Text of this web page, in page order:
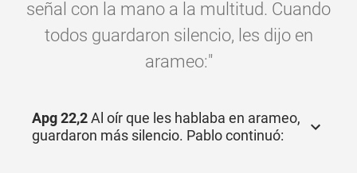
señal con la mano a la multitud. Cuando
todos guardaron silencio, les dijo en
arameo:"
Apg 22,2Al oír que les hablaba en arameo,
guardaron más silencio. Pablo continuó: